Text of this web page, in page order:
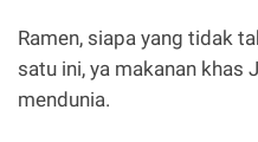
Ramen, siapa yang tidak
satu ini, ya makanan khas
mendunia.